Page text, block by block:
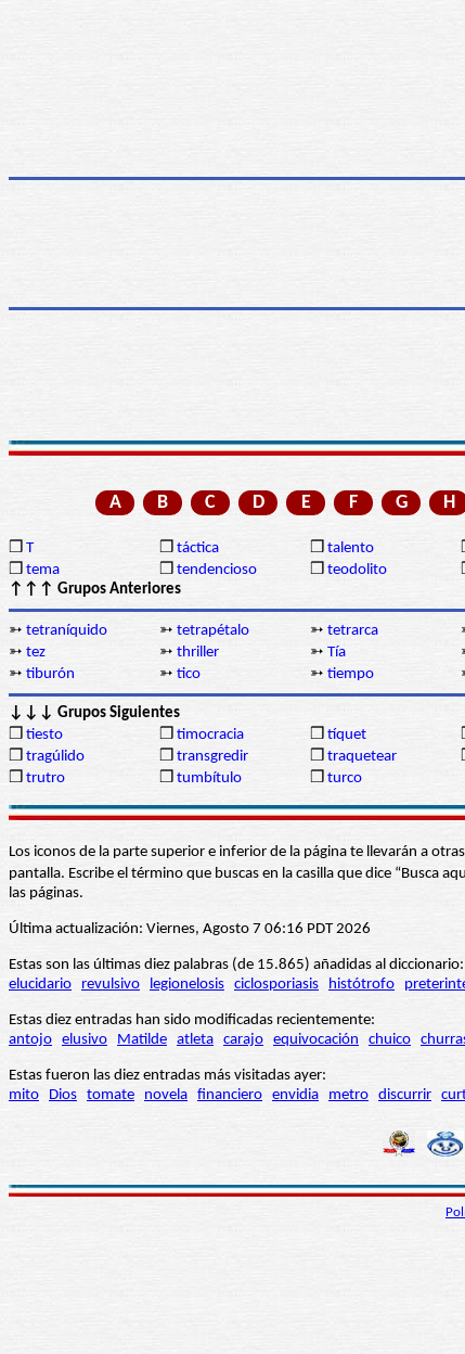
A B C D E F G H
❒ T ❒ táctica ❒ talento
❒ tema ❒ tendencioso ❒ teodolito
↑↑↑ Grupos Anteriores
➳ tetraníquido ➳ tetrapétalo ➳ tetrarca
➳ tez ➳ thriller ➳ Tía
➳ tiburón ➳ tico ➳ tiempo
↓↓↓ Grupos Siguientes
❒ tiesto ❒ timocracia ❒ tíquet
❒ tragúlido ❒ transgredir ❒ traquetear
❒ trutro ❒ tumbítulo ❒ turco
Los iconos de la parte superior e inferior de la página te llevarán a
pantalla. Escribe el término que buscas en la casilla que dice
las páginas.
Última actualización: Viernes, Agosto 7 06:16 PDT 2026
Estas son las últimas diez palabras (de 15.865) añadidas al diccionario:
elucidario
revulsivo legionelosis ciclosporiasis histótrofo
Estas diez entradas han sido modificadas recientemente:
antojo elusivo Matilde atleta carajo equivocación chuico
Estas fueron las diez entradas más visitadas ayer:
mito
Dios tomate novela financiero envidia metro discurrir